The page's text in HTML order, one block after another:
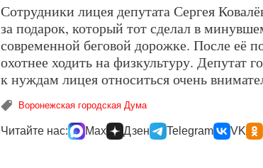
Сотрудники лицея депутата Сергея
за подарок, который тот сделал в
современной беговой дорожке. После её
охотнее ходить на физкультуру. Депутат
к нуждам лицея относиться очень
Воронежская городская Дума
Читайте нас: Max Дзен Telegram VK